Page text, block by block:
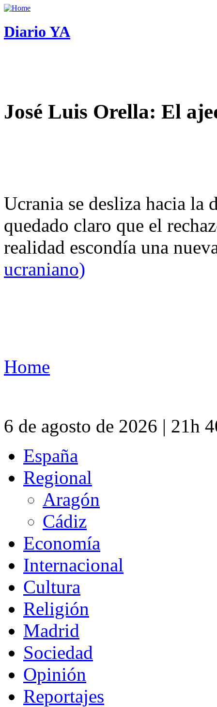
Diario YA
José Luis Orella: El
Ucrania se desliza hacia
quedado claro que el
realidad escondía una
ucraniano)
Home
6 de agosto de 2026 | 21h
España
Regional
Aragón
Cádiz
Economía
Internacional
Cultura
Religión
Madrid
Sociedad
Opinión
Reportajes